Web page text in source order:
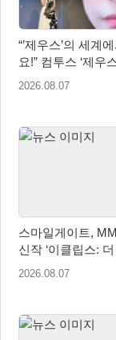
“’제우스’의 세계
요!” 컴투스 ‘제우스: 오만의
신’ 쇼케이스 찾
2026.08.07
스마일게이트,
신작 ‘이클립스:
닝’ 9월 10일 론칭!
2026.08.07